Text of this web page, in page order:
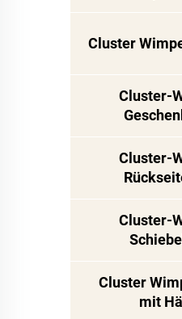
Cluster
Cluster-
Cluster-
Cluster-
Cluster
mit